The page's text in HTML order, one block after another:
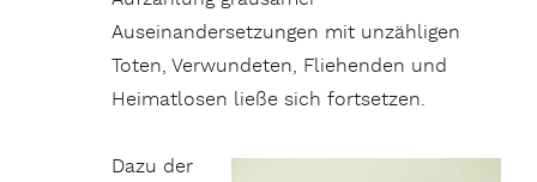
Auseinandersetzungen mit unzähligen
Toten, Verwundeten, Fliehenden und
Heimatlosen ließe sich fortsetzen.
Dazu der